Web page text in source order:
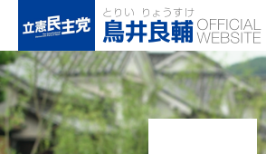
トップページ
基本政策